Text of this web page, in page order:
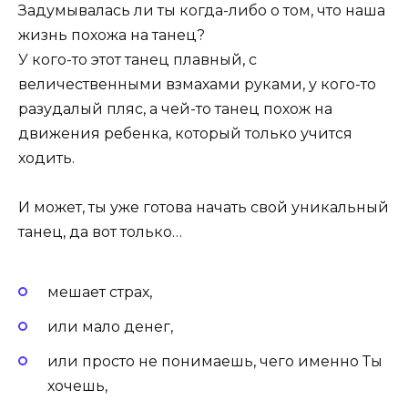
Задумывалась ли ты когда-либо о том, что наша
жизнь похожа на танец?
У кого-то этот танец плавный, с
величественными взмахами руками, у кого-то
разудалый пляс, а чей-то танец похож на
движения ребенка, который только учится
ходить.
И может, ты уже готова начать свой уникальный
танец, да вот только…
мешает страх,
или мало денег,
или просто не понимаешь, чего именно Ты
хочешь,